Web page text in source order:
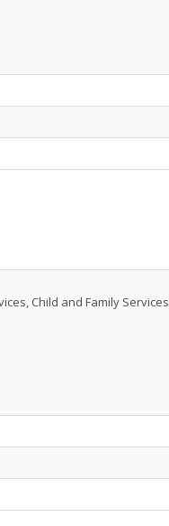
Child and Family Services